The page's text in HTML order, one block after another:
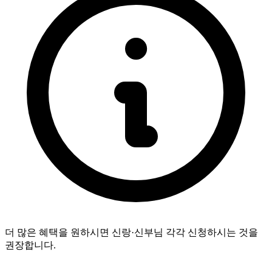
더 많은 혜택을 원하시면 신랑·신부님 각각 신청하시는 것을
권장합니다.